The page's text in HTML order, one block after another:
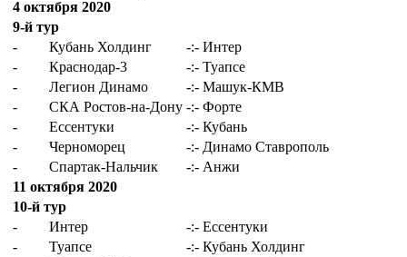
4 октября 2020
9-й тур
-
Кубань Холдинг -:- Интер
-
Краснодар-3 -:- Туапсе
-
Легион Динамо -:- Машук-КМВ
-
СКА Ростов-на-Дону -:- Форте
-
Ессентуки -:- Кубань
-
Черноморец -:- Динамо Ставрополь
-
Спартак-Нальчик -:- Анжи
11 октября 2020
10-й тур
-
Интер -:- Ессентуки
-
Туапсе -:- Кубань Холдинг